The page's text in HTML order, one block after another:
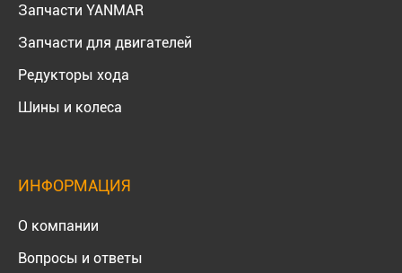
Запчасти YANMAR
Запчасти для двигателей
Редукторы хода
Шины и колеса
ИНФОРМАЦИЯ
О компании
Вопросы и ответы